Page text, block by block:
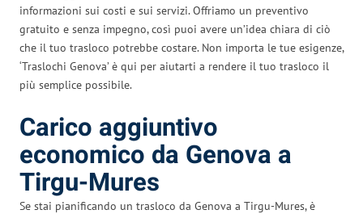
informazioni sui costi e sui servizi. Offriamo un preventivo
gratuito e senza impegno, così puoi avere un’idea chiara di ciò
che il tuo trasloco potrebbe costare. Non importa le tue esigenze,
‘Traslochi Genova’ è qui per aiutarti a rendere il tuo trasloco il
più semplice possibile.
Carico aggiuntivo
economico da Genova a
Tirgu-Mures
Se stai pianificando un trasloco da Genova a Tirgu-Mures, è